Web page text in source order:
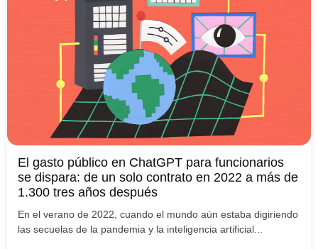
El gasto público en ChatGPT para funcionarios
se dispara: de un solo contrato en 2022 a más de
1.300 tres años después
En el verano de 2022, cuando el mundo aún estaba digiriendo
las secuelas de la pandemia y la inteligencia artificial...